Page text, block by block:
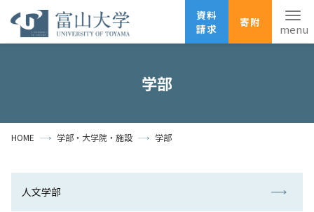
資料
請求
寄附
資料請求
寄附
受験生の方 企業・研究者の方
学部
HOME 学部・大学院・施設 学部
人文学部